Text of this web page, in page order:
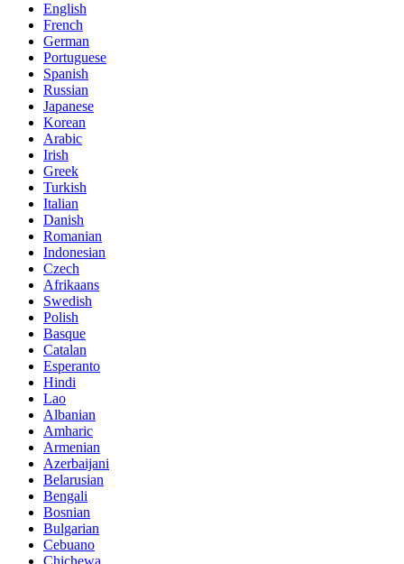
English
French
German
Portuguese
Spanish
Russian
Japanese
Korean
Arabic
Irish
Greek
Turkish
Italian
Danish
Romanian
Indonesian
Czech
Afrikaans
Swedish
Polish
Basque
Catalan
Esperanto
Hindi
Lao
Albanian
Amharic
Armenian
Azerbaijani
Belarusian
Bengali
Bosnian
Bulgarian
Cebuano